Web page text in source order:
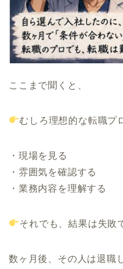
ここまで聞くと、
むしろ理想的な転職プ
・現場を見る
・雰囲気を確認する
・業務内容を理解する
それでも、結果は失敗
数ヶ月後、その人は退職